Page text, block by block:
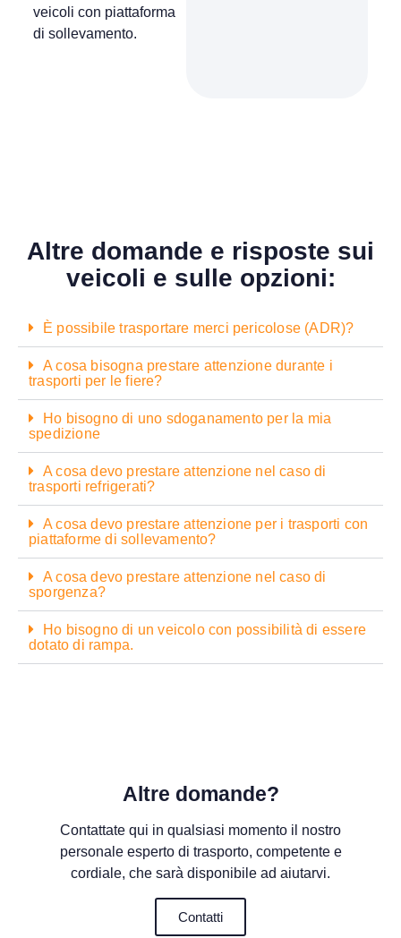
veicoli con piattaforma
di sollevamento.
Altre domande e risposte sui
veicoli e sulle opzioni:
È possibile trasportare merci pericolose (ADR)?
A cosa bisogna prestare attenzione durante i
trasporti per le fiere?
Ho bisogno di uno sdoganamento per la mia
spedizione
A cosa devo prestare attenzione nel caso di
trasporti refrigerati?
A cosa devo prestare attenzione per i trasporti con
piattaforme di sollevamento?
A cosa devo prestare attenzione nel caso di
sporgenza?
Ho bisogno di un veicolo con possibilità di essere
dotato di rampa.
Altre domande?
Contattate qui in qualsiasi momento il nostro
personale esperto di trasporto, competente e
cordiale, che sarà disponibile ad aiutarvi.
Contatti